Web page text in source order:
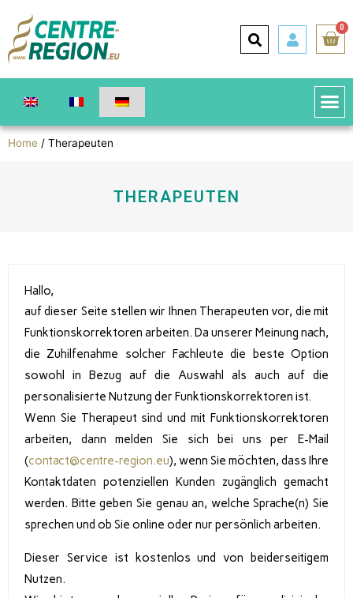
0
Home / Therapeuten
THERAPEUTEN
Hallo,
auf dieser Seite stellen wir Ihnen Therapeuten vor, die mit
Funktionskorrektoren arbeiten. Da unserer Meinung nach,
die Zuhilfenahme solcher Fachleute die beste Option
sowohl in Bezug auf die Auswahl als auch auf die
personalisierte Nutzung der Funktionskorrektoren ist.
Wenn Sie Therapeut sind und mit Funktionskorrektoren
arbeiten, dann melden Sie sich bei uns per E-Mail
(contact@centre-region.eu), wenn Sie möchten, dass Ihre
Kontaktdaten potenziellen Kunden zugänglich gemacht
werden. Bitte geben Sie genau an, welche Sprache(n) Sie
sprechen und ob Sie online oder nur persönlich arbeiten.
Dieser Service ist kostenlos und von beiderseitigem
Nutzen.